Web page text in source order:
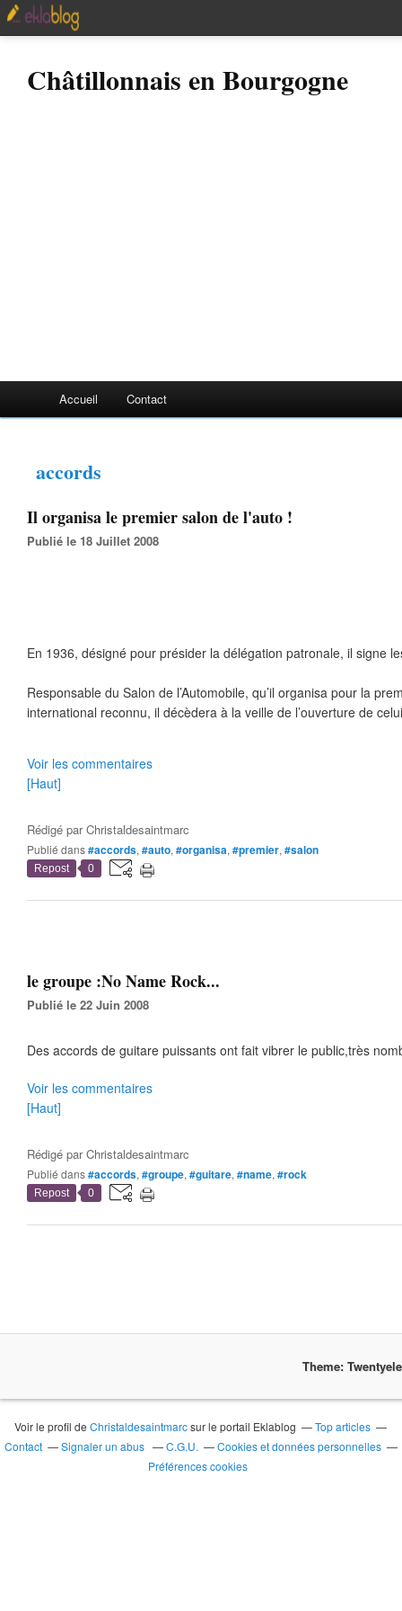
Châtillonnais en Bourgogne
Accueil Contact
accords
Il organisa le premier salon de l'auto !
Publié le 18 Juillet 2008
En 1936, désigné pour présider la délégation patronale, il signe
Responsable du Salon de l’Automobile, qu’il organisa pour la
international reconnu, il décèdera à la veille de l’ouverture de
Voir les commentaires
[Haut]
Rédigé parChristaldesaintmarc
Publié dans#accords, #auto, #organisa, #premier, #salon
Repost 0
le groupe :No Name Rock...
Publié le 22 Juin 2008
Des accords de guitare puissants ont fait vibrer le public,très
Voir les commentaires
[Haut]
Rédigé parChristaldesaintmarc
Publié dans#accords, #groupe, #guitare, #name, #rock
Repost 0
Theme:
Voir le profil deChristaldesaintmarcsur le portail Eklablog
Top articles
Contact
Signaler un abus C.G.U.
Cookies et données personnelles
Préférences cookies